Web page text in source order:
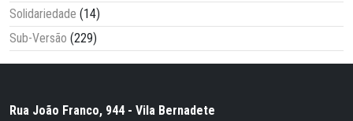
Solidariedade (14)
Sub-Versão (229)
Rua João Franco, 944 - Vila Bernadete